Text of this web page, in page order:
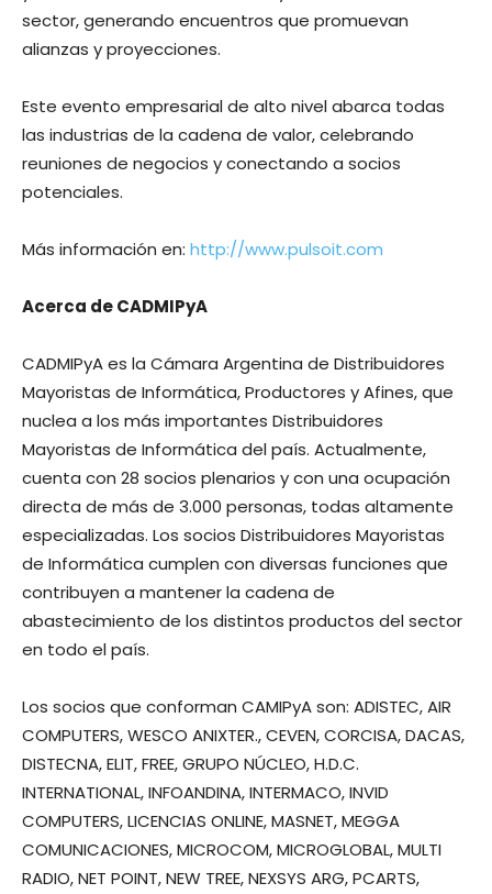
sector, generando encuentros que promuevan
alianzas y proyecciones.
Este evento empresarial de alto nivel abarca todas
las industrias de la cadena de valor, celebrando
reuniones de negocios y conectando a socios
potenciales.
Más información en: http://www.pulsoit.com
Acerca de CADMIPyA
CADMIPyA es la Cámara Argentina de Distribuidores
Mayoristas de Informática, Productores y Afines, que
nuclea a los más importantes Distribuidores
Mayoristas de Informática del país. Actualmente,
cuenta con 28 socios plenarios y con una ocupación
directa de más de 3.000 personas, todas altamente
especializadas. Los socios Distribuidores Mayoristas
de Informática cumplen con diversas funciones que
contribuyen a mantener la cadena de
abastecimiento de los distintos productos del sector
en todo el país.
Los socios que conforman CAMIPyA son: ADISTEC, AIR
COMPUTERS, WESCO ANIXTER., CEVEN, CORCISA, DACAS,
DISTECNA, ELIT, FREE, GRUPO NÚCLEO, H.D.C.
INTERNATIONAL, INFOANDINA, INTERMACO, INVID
COMPUTERS, LICENCIAS ONLINE, MASNET, MEGGA
COMUNICACIONES, MICROCOM, MICROGLOBAL, MULTI
RADIO, NET POINT, NEW TREE, NEXSYS ARG, PCARTS,